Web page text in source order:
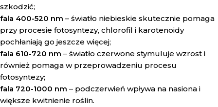
szkodzić;
fala 400-520 nm – światło niebieskie skutecznie pomaga
przy procesie fotosyntezy, chlorofil i karotenoidy
pochłaniają go jeszcze więcej;
fala 610-720 nm – światło czerwone stymuluje wzrost i
również pomaga w przeprowadzeniu procesu
fotosyntezy;
fala 720-1000 nm – podczerwień wpływa na nasiona i
większe kwitnienie roślin.